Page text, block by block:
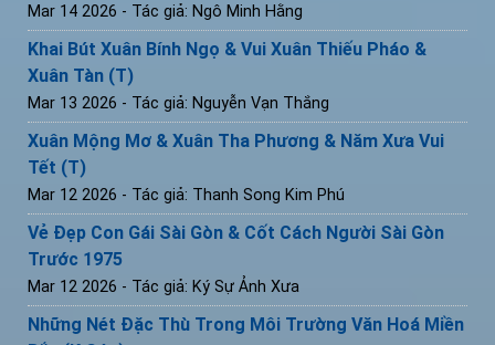
Mar 14 2026 - Tác giả: Ngô Minh Hằng
Khai Bút Xuân Bính Ngọ & Vui Xuân Thiếu Pháo &
Xuân Tàn (T)
Mar 13 2026 - Tác giả: Nguyễn Vạn Thắng
Xuân Mộng Mơ & Xuân Tha Phương & Năm Xưa Vui
Tết (T)
Mar 12 2026 - Tác giả: Thanh Song Kim Phú
Vẻ Đẹp Con Gái Sài Gòn & Cốt Cách Người Sài Gòn
Trước 1975
Mar 12 2026 - Tác giả: Ký Sự Ảnh Xưa
Những Nét Đặc Thù Trong Môi Trường Văn Hoá Miền